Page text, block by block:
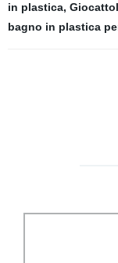
in plastica,
bagno in plastica